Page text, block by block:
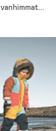
vanhimmat...